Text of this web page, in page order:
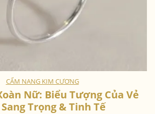
CẨM NANG KIM CƯƠNG
Nữ: Biểu Tượng Của Vẻ
Trọng & Tinh Tế